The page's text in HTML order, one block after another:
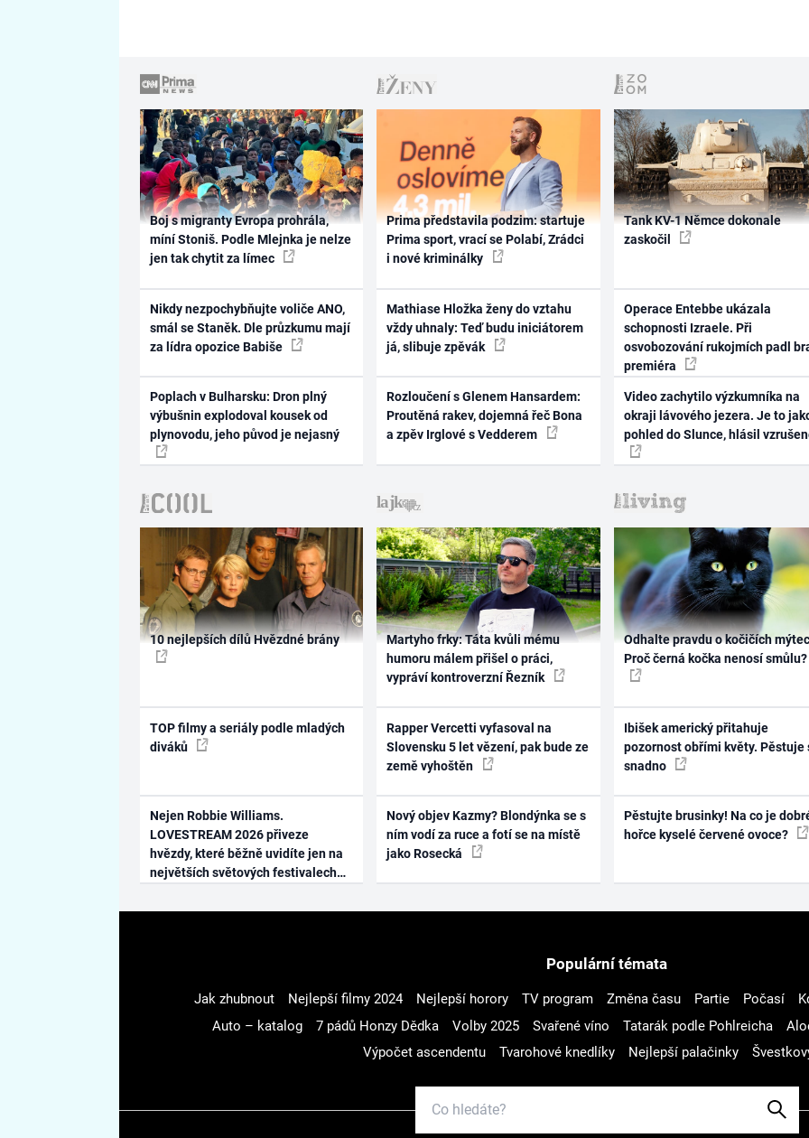
Boj s migranty Evropa prohrála,
míní Stoniš. Podle Mlejnka je nelze
jen tak chytit za límec
Nikdy nezpochybňujte voliče ANO,
smál se Staněk. Dle průzkumu mají
za lídra opozice Babiše
Poplach v Bulharsku: Dron plný
výbušnin explodoval kousek od
plynovodu, jeho původ je nejasný
Prima představila podzim: startuje
Prima sport, vrací se Polabí, Zrádci
i nové kriminálky
Mathiase Hložka ženy do vztahu
vždy uhnaly: Teď budu iniciátorem
já, slibuje zpěvák
Rozloučení s Glenem Hansardem:
Proutěná rakev, dojemná řeč Bona
a zpěv Irglové s Vedderem
Tank KV-1 Němce dokonale
zaskočil
Operace Entebbe ukázala
schopnosti Izraele. Při
osvobozování rukojmích padl
premiéra
Video zachytilo výzkumníka na
okraji lávového jezera. Je to
pohled do Slunce, hlásil
10 nejlepších dílů Hvězdné brány
TOP filmy a seriály podle mladých
diváků
Nejen Robbie Williams.
LOVESTREAM 2026 přiveze
hvězdy, které běžně uvidíte jen na
největších světových festivalech
Martyho frky: Táta kvůli mému
humoru málem přišel o práci,
vypráví kontroverzní Řezník
Rapper Vercetti vyfasoval na
Slovensku 5 let vězení, pak bude ze
země vyhoštěn
Nový objev Kazmy? Blondýnka se s
ním vodí za ruce a fotí se na místě
jako Rosecká
Odhalte pravdu o kočičích
Proč černá kočka nenosí smůlu?
Ibišek americký přitahuje
pozornost obřími květy. Pěstuje
snadno
Pěstujte brusinky! Na co je
hořce kyselé červené ovoce?
Populární témata
Jak zhubnout Nejlepší filmy 2024 Nejlepší horory TV program Změna času Partie Počasí
Auto – katalog
7 pádů Honzy Dědka Volby 2025 Svařené víno Tatarák podle Pohlreicha
Výpočet ascendentu
Tvarohové knedlíky Nejlepší palačinky